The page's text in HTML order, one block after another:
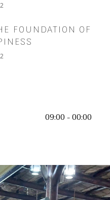
FOUNDATION OF
09:00 - 00:00